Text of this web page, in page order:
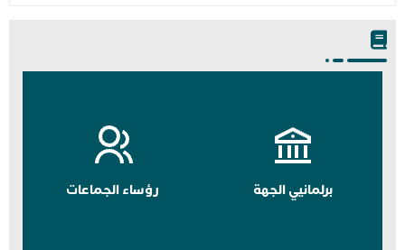
برلمانيي الجهة رؤساء الجماعات